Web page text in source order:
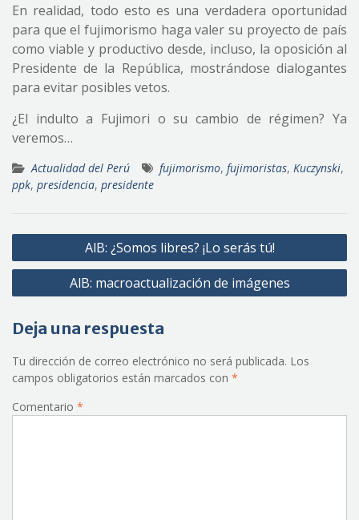
En realidad, todo esto es una verdadera oportunidad
para que el fujimorismo haga valer su proyecto de país
como viable y productivo desde, incluso, la oposición al
Presidente de la República, mostrándose dialogantes
para evitar posibles vetos.
¿El indulto a Fujimori o su cambio de régimen? Ya
veremos…
Actualidad del Perú fujimorismo, fujimoristas, Kuczynski,
ppk, presidencia, presidente
Navegación
de
entradas
AlB: ¿Somos libres? ¡Lo serás tú!
AlB: macroactualización de imágenes
Deja una respuesta
Tu dirección de correo electrónico no será publicada. Los
campos obligatorios están marcados con *
Comentario *